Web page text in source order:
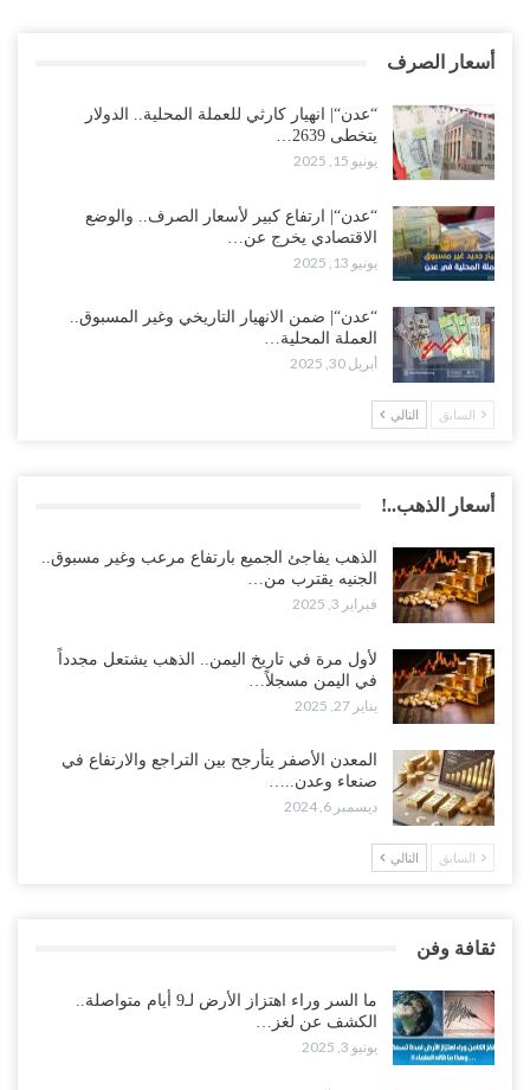
أسعار الصرف
“عدن“| انهيار كارثي للعملة المحلية.. الدولار
يتخطى 2639…
يونيو 15, 2025
“عدن“| ارتفاع كبير لأسعار الصرف.. والوضع
الاقتصادي يخرج عن…
يونيو 13, 2025
“عدن“| ضمن الانهيار التاريخي وغير المسبوق..
العملة المحلية…
أبريل 30, 2025
السابق التالي
أسعار الذهب..!
الذهب يفاجئ الجميع بارتفاع مرعب وغير مسبوق..
الجنيه يقترب من…
فبراير 3, 2025
لأول مرة في تاريخ اليمن.. الذهب يشتعل مجدداً
في اليمن مسجلاً…
يناير 27, 2025
المعدن الأصفر يتأرجح بين التراجع والارتفاع في
صنعاء وعدن..…
ديسمبر 6, 2024
السابق التالي
ثقافة وفن
ما السر وراء اهتزاز الأرض لـ9 أيام متواصلة..
الكشف عن لغز…
يونيو 3, 2025